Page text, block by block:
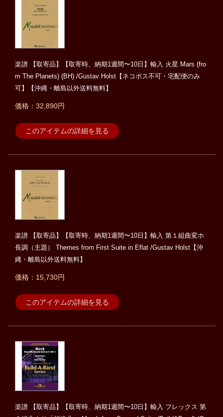
楽譜 【取寄品】【取寄時、納期1週間〜10日】輸入 火星 Mars (fro
m The Planets) (BH) /Gustav Holst【ネコポス不可・宅配便のみ
可】【沖縄・離島以外送料無料】
価格：32,890円
このアイテムの詳細を見る
楽譜 【取寄品】【取寄時、納期1週間〜10日】輸入 第１組曲変ホ
長調（主題） Themes from First Suite in Eflat /Gustav Holst【沖
縄・離島以外送料無料】
価格：15,730円
このアイテムの詳細を見る
楽譜 【取寄品】【取寄時、納期1週間〜10日】輸入 フレックス 第